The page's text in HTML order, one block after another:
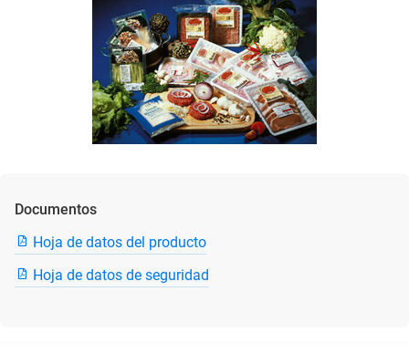
Documentos
Hoja de datos del producto
Hoja de datos de seguridad